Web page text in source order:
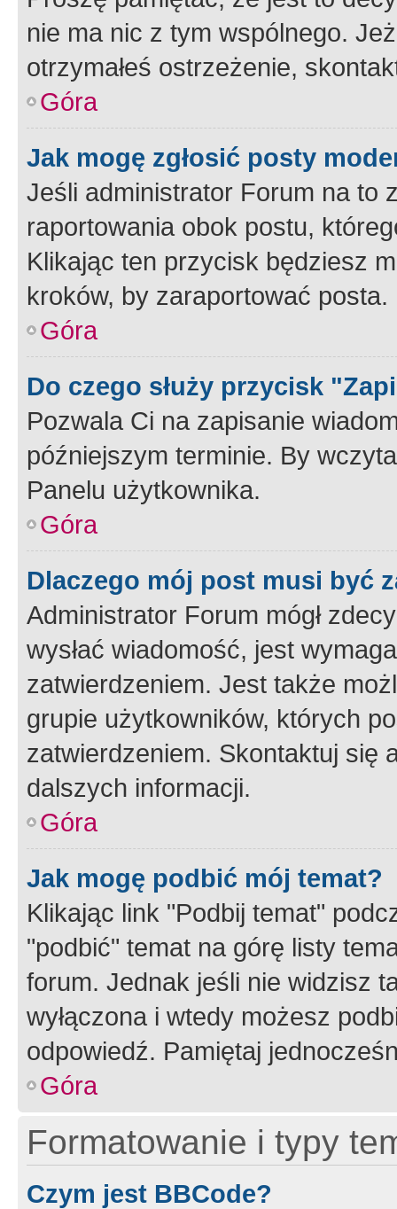
nie ma nic z tym wspólnego.
otrzymałeś ostrzeżenie,
Góra
Jak mogę zgłosić posty
Jeśli administrator Forum na to
raportowania obok postu,
Klikając ten przycisk będziesz
kroków, by zaraportować posta.
Góra
Do czego służy przycisk
Pozwala Ci na zapisanie
późniejszym terminie. By
Panelu użytkownika.
Góra
Dlaczego mój post musi być
Administrator Forum mógł
wysłać wiadomość, jest
zatwierdzeniem. Jest także
grupie użytkowników, których
zatwierdzeniem. Skontaktuj się
dalszych informacji.
Góra
Jak mogę podbić mój temat?
Klikając link "Podbij temat"
"podbić" temat na górę listy
forum. Jednak jeśli nie widzisz
wyłączona i wtedy możesz
odpowiedź. Pamiętaj
Góra
Formatowanie i typy
Czym jest BBCode?